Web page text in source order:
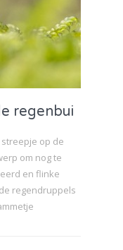
regenbui
op de
om nog te
en flinke
regendruppels